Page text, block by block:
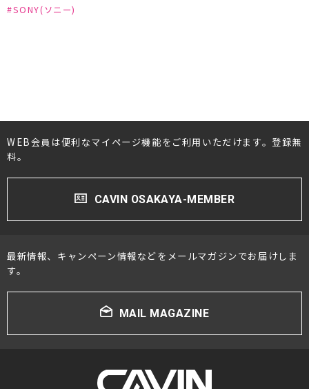
#Tecnologia e Cuore(テクノロジアイクオーレ)
#Technics(テクニクス) #Triode(トライオード)
#THORENS(トーレンス) #VERTERE(ヴァルテレ)
#Victor(ビクター)
#YAMAHA(ヤマハ)
#YG acoustics(ワイジーアコースティック)
#SONY(ソニー)
WEB会員は便利なマイページ機能をご利用いただけます。登録無
料。
CAVIN OSAKAYA-MEMBER
最新情報、キャンペーン情報などをメールマガジンでお届けしま
す。
MAIL MAGAZINE